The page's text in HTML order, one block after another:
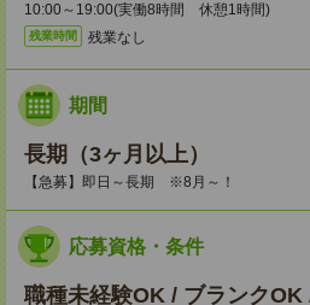
10:00～19:00(実働8時間 休憩1時間)
残業時間 残業なし
期間
長期（3ヶ月以上）
【急募】即日～長期 ※8月～！
応募資格・条件
職種未経験OK / ブランク